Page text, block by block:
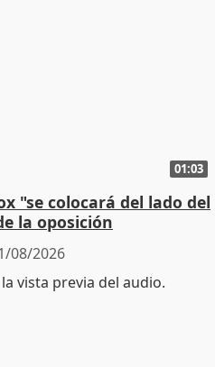
01:03
"se colocará del lado del
la oposición
08/2026